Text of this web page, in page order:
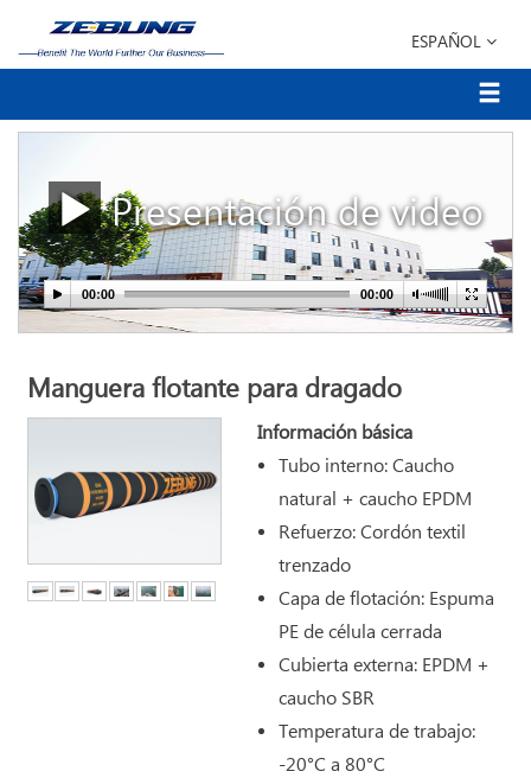
ESPAÑOL
Presentación de video
Manguera flotante para dragado
Información básica
Tubo interno: Caucho
natural + caucho EPDM
Refuerzo: Cordón textil
trenzado
Capa de flotación: Espuma
PE de célula cerrada
Cubierta externa: EPDM +
caucho SBR
Temperatura de trabajo:
-20°C a 80°C